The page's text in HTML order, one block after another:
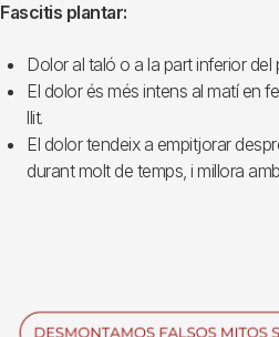
Fascitis plantar:
Dolor al taló o a la part inferior del
El dolor és més intens al matí en
llit.
El dolor tendeix a empitjorar
durant molt de temps, i millora
Imagen